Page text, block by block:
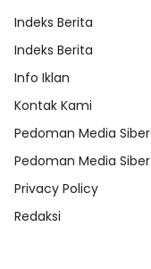
Indeks Berita
Indeks Berita
Info Iklan
Kontak Kami
Pedoman Media Siber
Pedoman Media Siber
Privacy Policy
Redaksi